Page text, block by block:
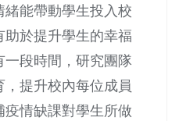
能帶動學生投入校
於提升學生的幸福
段時間，研究團隊
提升校內每位成員
情缺課對學生所做